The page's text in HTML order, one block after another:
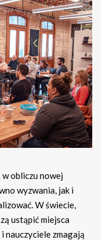
w obliczu nowej
wyzwania, jak i
W świecie,
ustąpić miejsca
nauczyciele zmagają